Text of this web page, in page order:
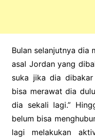
Bulan selanjutnya dia
asal Jordan yang
suka jika dia
bisa merawat dia
dia sekali lagi.”
belum bisa
lagi melakukan